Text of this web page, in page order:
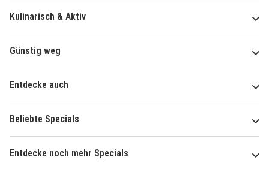
Kulinarisch & Aktiv
Günstig weg
Entdecke auch
Beliebte Specials
Entdecke noch mehr Specials